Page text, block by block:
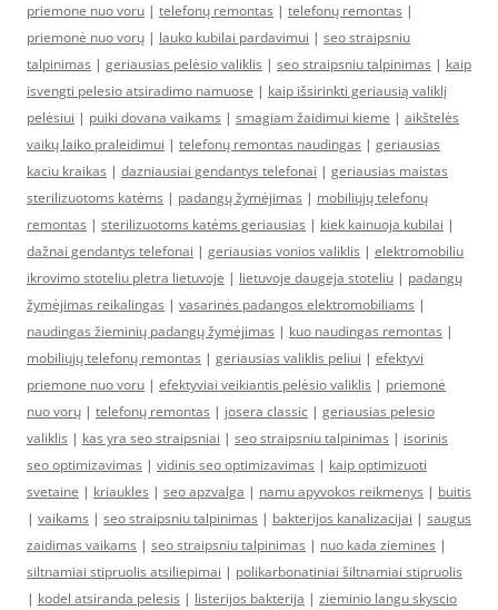
priemone nuo voru | telefonų remontas | telefonų remontas |
priemonė nuo vorų | lauko kubilai pardavimui | seo straipsniu
talpinimas | geriausias pelėsio valiklis | seo straipsniu talpinimas | kaip
isvengti pelesio atsiradimo namuose | kaip išsirinkti geriausią valiklį
pelėsiui | puiki dovana vaikams | smagiam žaidimui kieme | aikštelės
vaikų laiko praleidimui | telefonų remontas naudingas | geriausias
kaciu kraikas | dazniausiai gendantys telefonai | geriausias maistas
sterilizuotoms katėms | padangų žymėjimas | mobiliųjų telefonų
remontas | sterilizuotoms katėms geriausias | kiek kainuoja kubilai |
dažnai gendantys telefonai | geriausias vonios valiklis | elektromobiliu
ikrovimo stoteliu pletra lietuvoje | lietuvoje daugeja stoteliu | padangų
žymėjimas reikalingas | vasarinės padangos elektromobiliams |
naudingas žieminių padangų žymėjimas | kuo naudingas remontas |
mobiliųjų telefonų remontas | geriausias valiklis peliui | efektyvi
priemone nuo voru | efektyviai veikiantis pelėsio valiklis | priemonė
nuo vorų | telefonų remontas | josera classic | geriausias pelesio
valiklis | kas yra seo straipsniai | seo straipsniu talpinimas | isorinis
seo optimizavimas | vidinis seo optimizavimas | kaip optimizuoti
svetaine | kriaukles | seo apzvalga | namu apyvokos reikmenys | buitis
| vaikams | seo straipsniu talpinimas | bakterijos kanalizacijai | saugus
zaidimas vaikams | seo straipsniu talpinimas | nuo kada ziemines |
siltnamiai stipruolis atsiliepimai | polikarbonatiniai šiltnamiai stipruolis
| kodel atsiranda pelesis | listerijos bakterija | zieminio langu skyscio